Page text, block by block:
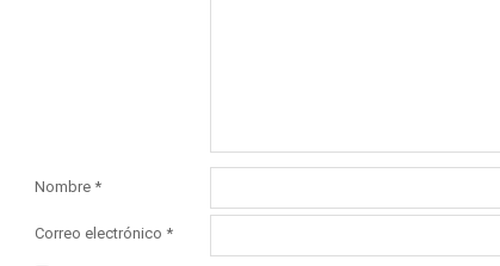
Nombre *
Correo electrónico *